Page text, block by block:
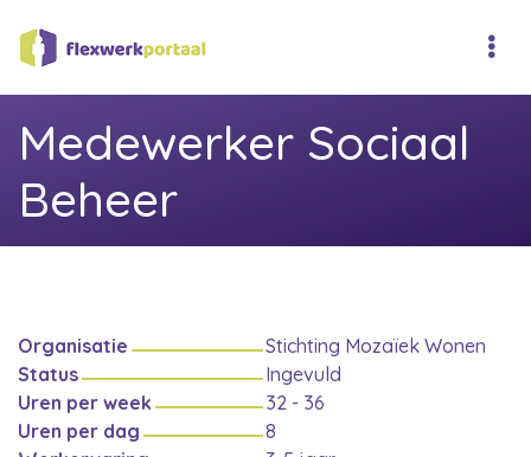
Medewerker Sociaal
Beheer
Organisatie
Stichting Mozaïek Wonen
Status
Ingevuld
Uren per week
32 - 36
Uren per dag
8